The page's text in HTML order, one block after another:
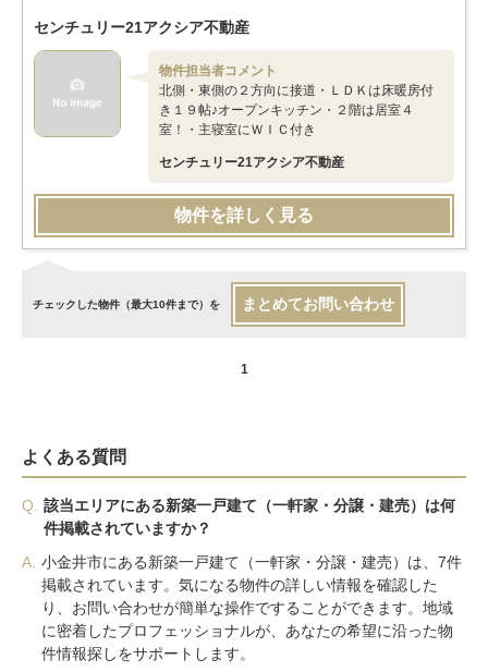
センチュリー21アクシア不動産
物件担当者コメント
北側・東側の２方向に接道・ＬＤＫは床暖房付
き１９帖♪オープンキッチン・２階は居室４
室！・主寝室にＷＩＣ付き
センチュリー21アクシア不動産
物件を詳しく見る
チェックした物件（最大10件まで）を まとめてお問い合わせ
1
よくある質問
Q.
該当エリアにある新築一戸建て（一軒家・分譲・建売）は何
件掲載されていますか？
A. 小金井市にある新築一戸建て（一軒家・分譲・建売）は、7件
掲載されています。気になる物件の詳しい情報を確認した
り、お問い合わせが簡単な操作ですることができます。地域
に密着したプロフェッショナルが、あなたの希望に沿った物
件情報探しをサポートします。